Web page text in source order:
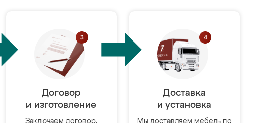
Договор
и изготовление
Заключаем договор,
Доставка
и установка
Мы доставляем мебель по